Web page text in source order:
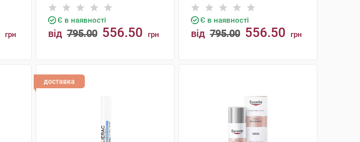
грн
Є в наявності
від 795.00 556.50 грн
Є в наявності
від 795.00 556.50 грн
доставка